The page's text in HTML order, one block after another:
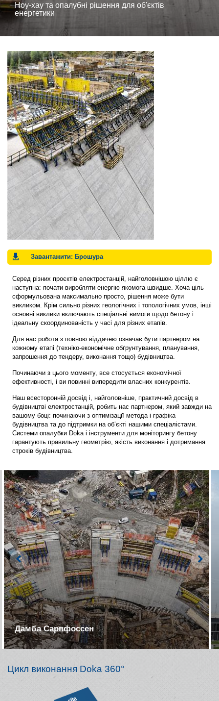
Ноу-хау та опалубні рішення для об'єктів
енергетики
Завантажити: Брошура
Серед різних проєктів електростанцій, найголовнішою ціллю є
наступна: почати виробляти енергію якомога швидше. Хоча ціль
сформульована максимально просто, рішення може бути
викликом. Крім сильно різних геологічних і топологічних умов, інші
основні виклики включають спеціальні вимоги щодо бетону і
ідеальну скоординованість у часі для різних етапів.
Для нас робота з повною віддачею означає бути партнером на
кожному етапі (техніко-економічне обґрунтування, планування,
запрошення до тендеру, виконання тощо) будівництва.
Починаючи з цього моменту, все стосується економічної
ефективності, і ви повинні випередити власних конкурентів.
Наш всесторонній досвід і, найголовніше, практичний досвід в
будівництві електростанцій, робить нас партнером, який завжди на
вашому боці: починаючи з оптимізації метода і графіка
будівництва та до підтримки на об’єкті нашими спеціалістами.
Системи опалубки Doka і інструменти для моніторингу бетону
гарантують правильну геометрію, якість виконання і дотримання
строків будівництва.
Дамба Сарвфоссен
Left
Цикл виконання Doka 360°